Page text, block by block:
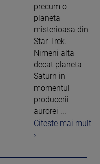
precum o
planeta
misterioasa din
Star Trek.
Nimeni alta
decat planeta
Saturn in
momentul
producerii
aurorei ...
Citeste mai mult
›